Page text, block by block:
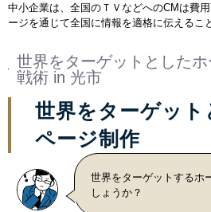
中小企業は、全国のＴＶなどへのCMは費
ージを通じて全国に情報を適格に伝えるこ
世界をターゲットとした
戦術 in 光市
世界をターゲット
ページ制作
世界をターゲットするホ
しょうか？